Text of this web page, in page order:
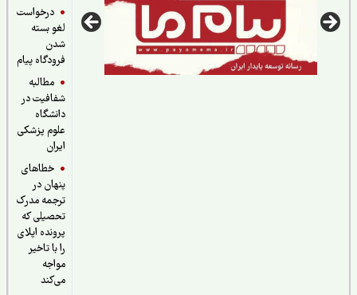
درخواست
لغو بسته
فرودگاه پیام
مطالبه
شفافیت در
دانشگاه
علوم پزشکی
خطاهای
پنهان در
ترجمه مدرک
تحصیلی که
پرونده اپلای
را با تاخیر